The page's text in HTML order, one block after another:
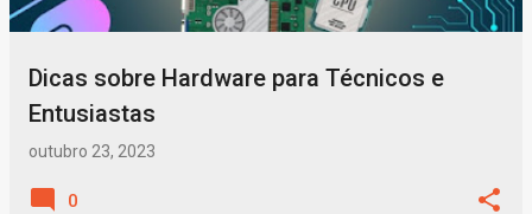
Dicas sobre Hardware para Técnicos e
Entusiastas
outubro 23, 2023
0